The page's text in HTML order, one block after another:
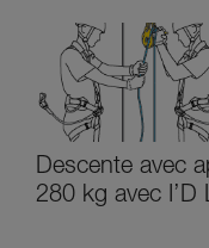
Descente avec
280 kg avec I’D